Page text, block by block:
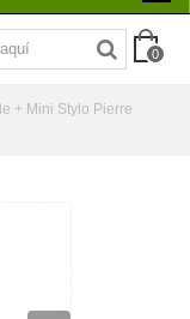
0
+ Mini Stylo Pierre